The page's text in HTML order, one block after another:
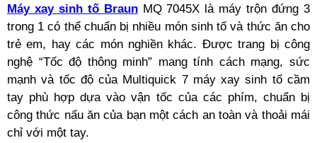
Máy xay sinh tố BraunMQ 7045X là máy trộn đứng 3
trong 1 có thể chuẩn bị nhiều món sinh tố và thức ăn cho
trẻ em, hay các món nghiền khác. Được trang bị công
nghệ “Tốc độ thông minh” mang tính cách mạng, sức
mạnh và tốc độ của Multiquick 7 máy xay sinh tố cầm
tay phù hợp dựa vào vận tốc của các phím, chuẩn bị
công thức nấu ăn của bạn một cách an toàn và thoải mái
chỉ với một tay.